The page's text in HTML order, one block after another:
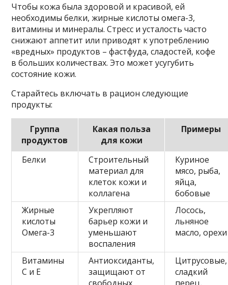
Чтобы кожа была здоровой и красивой, ей
необходимы белки, жирные кислоты омега-3,
витамины и минералы. Стресс и усталость часто
снижают аппетит или приводят к употреблению
«вредных» продуктов – фастфуда, сладостей, кофе
в больших количествах. Это может усугубить
состояние кожи.
Старайтесь включать в рацион следующие
продукты:
Группа
продуктов
Какая польза
для кожи
Примеры
Белки
Строительный
материал для
клеток кожи и
коллагена
Куриное
мясо, рыба,
яйца,
бобовые
Жирные
кислоты
Омега-3
Укрепляют
барьер кожи и
уменьшают
воспаления
Лосось,
льняное
масло, орехи
Витамины
C и E
Антиоксиданты,
защищают от
Цитрусовые,
сладкий